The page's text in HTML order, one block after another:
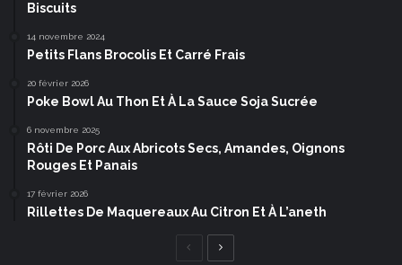
Biscuits
14 novembre 2024
Petits Flans Brocolis Et Carré Frais
20 février 2026
Poke Bowl Au Thon Et À La Sauce Soja Sucrée
6 novembre 2025
Rôti De Porc Aux Abricots Secs, Amandes, Oignons
Rouges Et Panais
17 février 2026
Rillettes De Maquereaux Au Citron Et À L’aneth
Page